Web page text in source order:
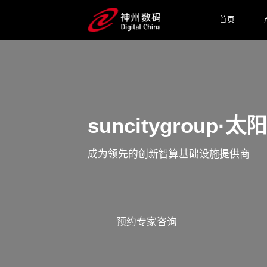
首页
suncitygroup·太
成为领先的创新智算基础设施提供商
预约专家咨询